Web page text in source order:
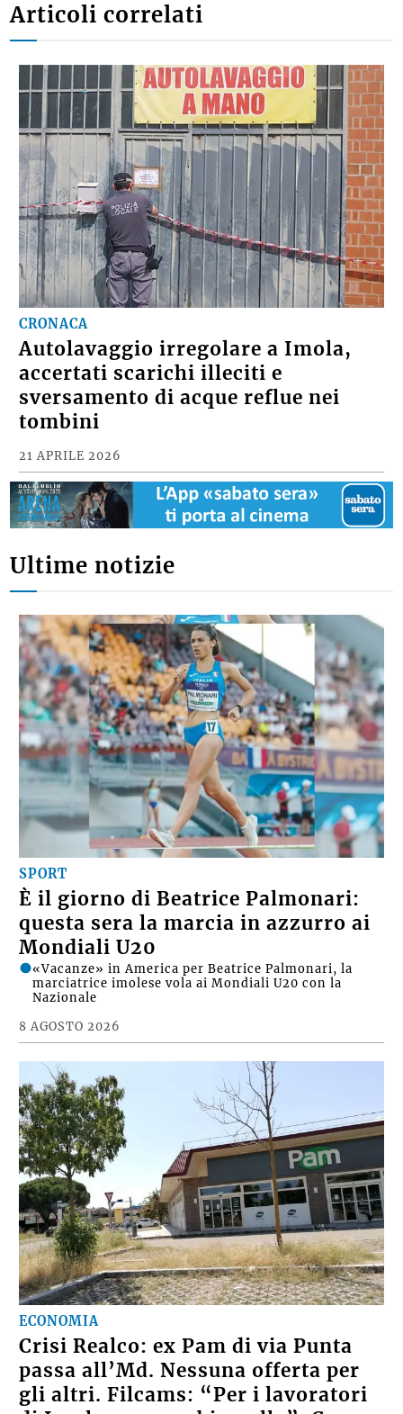
Articoli correlati
CRONACA
Autolavaggio irregolare a Imola,
accertati scarichi illeciti e
sversamento di acque reflue nei
tombini
21 APRILE 2026
Ultime notizie
SPORT
È il giorno di Beatrice Palmonari:
questa sera la marcia in azzurro ai
Mondiali U20
8 AGOSTO 2026
«Vacanze» in America per Beatrice Palmonari, la
marciatrice imolese vola ai Mondiali U20 con la
Nazionale
ECONOMIA
Crisi Realco: ex Pam di via Punta
passa all’Md. Nessuna offerta per
gli altri. Filcams: “Per i lavoratori